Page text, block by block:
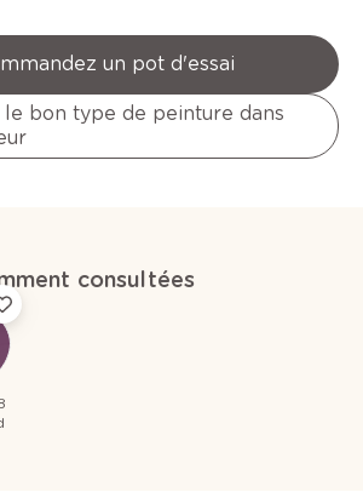
un pot d'essai
le bon type de peinture dans
consultées